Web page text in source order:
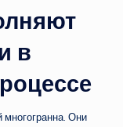
в
многогранна. Они